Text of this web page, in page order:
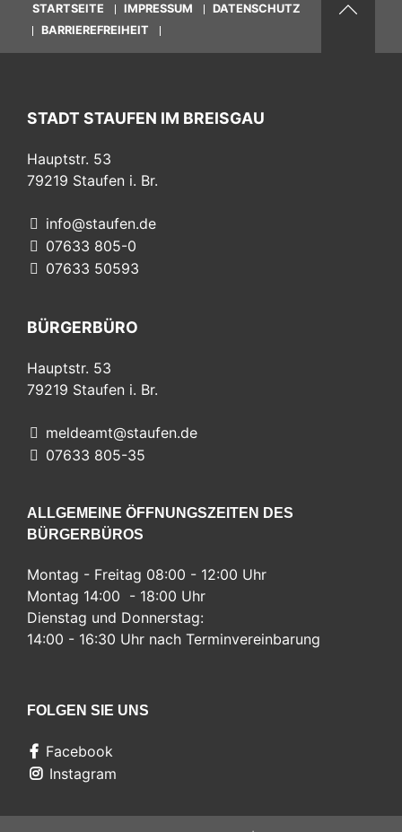
STARTSEITE IMPRESSUM
DATENSCHUTZ
BARRIEREFREIHEIT
STADT STAUFEN IM BREISGAU
Hauptstr. 53
79219 Staufen i. Br.
info@staufen.de
07633 805-0
07633 50593
BÜRGERBÜRO
Hauptstr. 53
79219 Staufen i. Br.
meldeamt@staufen.de
07633 805-35
ALLGEMEINE ÖFFNUNGSZEITEN DES
BÜRGERBÜROS
Montag - Freitag 08:00 - 12:00 Uhr
Montag 14:00 - 18:00 Uhr
Dienstag und Donnerstag:
14:00 - 16:30 Uhr nach Terminvereinbarung
FOLGEN SIE UNS
Facebook
Instagram